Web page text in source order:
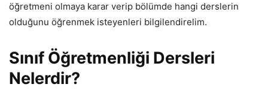
öğretmeni olmaya karar verip bölümde hangi derslerin
olduğunu öğrenmek isteyenleri bilgilendirelim.
Sınıf Öğretmenliği Dersleri
Nelerdir?